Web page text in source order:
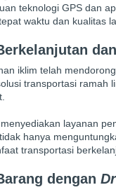
teknologi GPS dan
waktu dan kualitas
iklim telah
transportasi
layanan
hanya
transportasi
dengan